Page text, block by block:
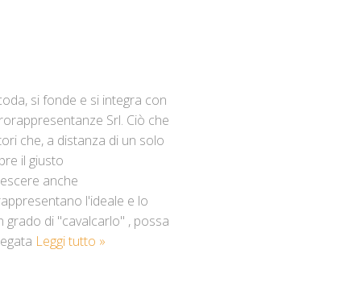
si fonde e si integra con
Srl. Ciò che
che, a distanza di un solo
il giusto
anche
l'ideale e lo
di "cavalcarlo" , possa
Leggi tutto »